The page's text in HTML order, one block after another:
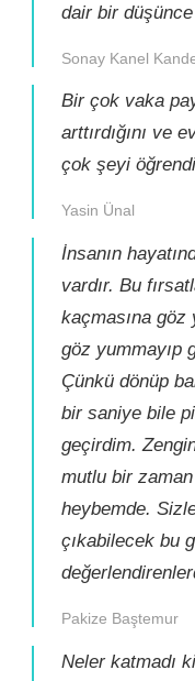
dair bir
Sonay Kanel
Bir çok vaka
arttırdığını ve
çok şeyi
Yasin Ünal
İnsanın
vardır. Bu
kaçmasına göz
göz yummayıp
Çünkü dönüp
bir saniye bile
geçirdim.
mutlu bir
heybemde.
çıkabilecek bu
Pakize Baştemur
Neler katmadı